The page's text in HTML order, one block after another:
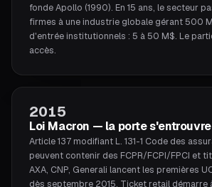
fonde Apollo (1990). En 15 ans, le secteur
firmes à une industrie globale gérant 500
d'entrée institutionnels : 5 à 50 M$. Le
accès.
2015
Loi Macron — la porte
Article 137 modifiant L. 131-1 Code des
peuvent contenir des FCPR/FCPI/FPCI et
AXA, CNP, Generali lancent les premières
dès septembre 2015. Ticket retail